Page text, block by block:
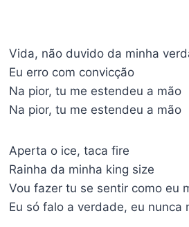
Vida, não duvido da minha
Eu erro com convicção
Na pior, tu me estendeu a mão
Na pior, tu me estendeu a mão
Aperta o ice, taca fire
Rainha da minha king size
Vou fazer tu se sentir como eu
Eu só falo a verdade, eu nunca